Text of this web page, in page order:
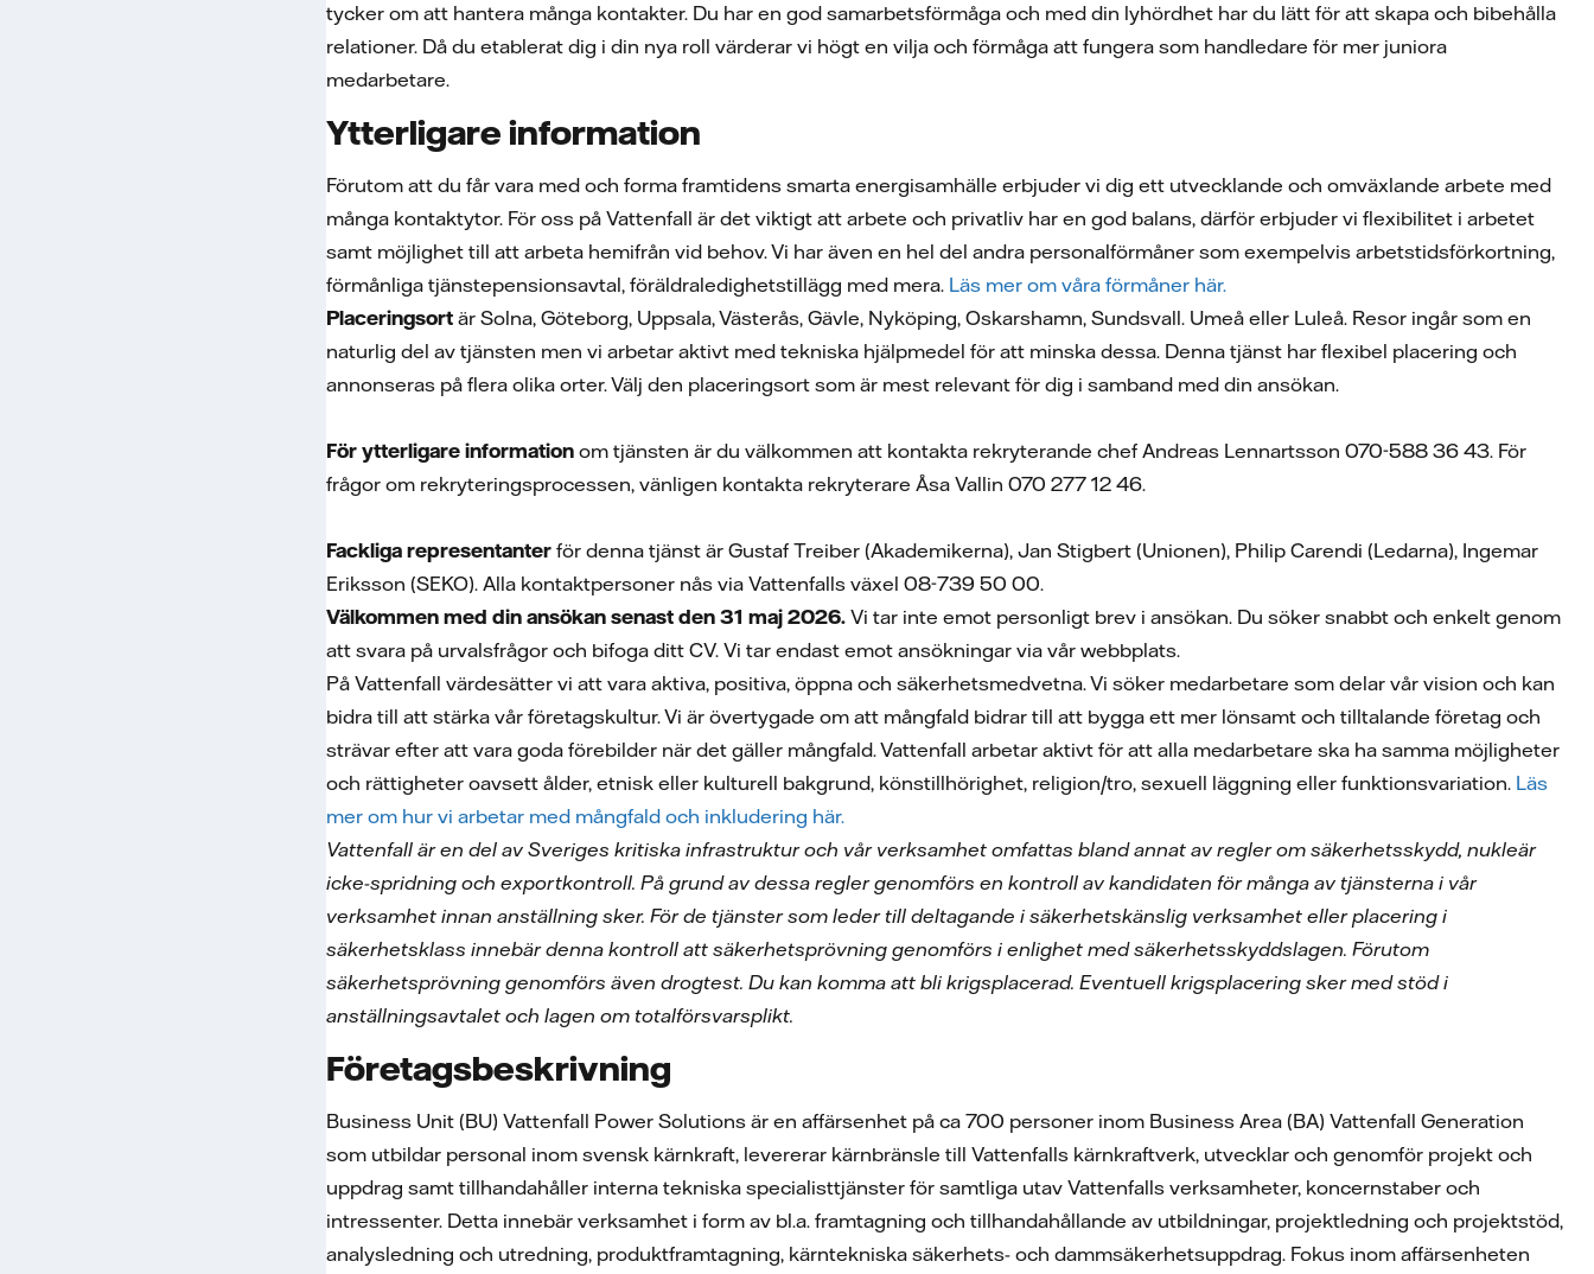
tycker om att hantera många kontakter. Du har en god samarbetsförmåga och med din lyhördhet har du lätt för att skapa och bibehålla
relationer. Då du etablerat dig i din nya roll värderar vi högt en vilja och förmåga att fungera som handledare för mer juniora
medarbetare.
Ytterligare information
Förutom att du får vara med och forma framtidens smarta energisamhälle erbjuder vi dig ett utvecklande och omväxlande arbete med
många kontaktytor. För oss på Vattenfall är det viktigt att arbete och privatliv har en god balans, därför erbjuder vi flexibilitet i arbetet
samt möjlighet till att arbeta hemifrån vid behov. Vi har även en hel del andra personalförmåner som exempelvis arbetstidsförkortning,
förmånliga tjänstepensionsavtal, föräldraledighetstillägg med mera. Läs mer om våra förmåner här.
Placeringsort är Solna, Göteborg, Uppsala, Västerås, Gävle, Nyköping, Oskarshamn, Sundsvall. Umeå eller Luleå. Resor ingår som en
naturlig del av tjänsten men vi arbetar aktivt med tekniska hjälpmedel för att minska dessa. Denna tjänst har flexibel placering och
annonseras på flera olika orter. Välj den placeringsort som är mest relevant för dig i samband med din ansökan.
För ytterligare information om tjänsten är du välkommen att kontakta rekryterande chef Andreas Lennartsson 070-588 36 43. För
frågor om rekryteringsprocessen, vänligen kontakta rekryterare Åsa Vallin 070 277 12 46.
Fackliga representanter för denna tjänst är Gustaf Treiber (Akademikerna), Jan Stigbert (Unionen), Philip Carendi (Ledarna), Ingemar
Eriksson (SEKO). Alla kontaktpersoner nås via Vattenfalls växel 08-739 50 00.
Välkommen med din ansökan senast den 31 maj 2026. Vi tar inte emot personligt brev i ansökan. Du söker snabbt och enkelt genom
att svara på urvalsfrågor och bifoga ditt CV. Vi tar endast emot ansökningar via vår webbplats.
På Vattenfall värdesätter vi att vara aktiva, positiva, öppna och säkerhetsmedvetna. Vi söker medarbetare som delar vår vision och kan
bidra till att stärka vår företagskultur. Vi är övertygade om att mångfald bidrar till att bygga ett mer lönsamt och tilltalande företag och
strävar efter att vara goda förebilder när det gäller mångfald. Vattenfall arbetar aktivt för att alla medarbetare ska ha samma möjligheter
och rättigheter oavsett ålder, etnisk eller kulturell bakgrund, könstillhörighet, religion/tro, sexuell läggning eller funktionsvariation. Läs
mer om hur vi arbetar med mångfald och inkludering här.
Vattenfall är en del av Sveriges kritiska infrastruktur och vår verksamhet omfattas bland annat av regler om säkerhetsskydd, nukleär
icke-spridning och exportkontroll. På grund av dessa regler genomförs en kontroll av kandidaten för många av tjänsterna i vår
verksamhet innan anställning sker. För de tjänster som leder till deltagande i säkerhetskänslig verksamhet eller placering i
säkerhetsklass innebär denna kontroll att säkerhetsprövning genomförs i enlighet med säkerhetsskyddslagen. Förutom
säkerhetsprövning genomförs även drogtest. Du kan komma att bli krigsplacerad. Eventuell krigsplacering sker med stöd i
anställningsavtalet och lagen om totalförsvarsplikt.
Företagsbeskrivning
Business Unit (BU) Vattenfall Power Solutions är en affärsenhet på ca 700 personer inom Business Area (BA) Vattenfall Generation
som utbildar personal inom svensk kärnkraft, levererar kärnbränsle till Vattenfalls kärnkraftverk, utvecklar och genomför projekt och
uppdrag samt tillhandahåller interna tekniska specialisttjänster för samtliga utav Vattenfalls verksamheter, koncernstaber och
intressenter. Detta innebär verksamhet i form av bl.a. framtagning och tillhandahållande av utbildningar, projektledning och projektstöd,
analysledning och utredning, produktframtagning, kärntekniska säkerhets- och dammsäkerhetsuppdrag. Fokus inom affärsenheten